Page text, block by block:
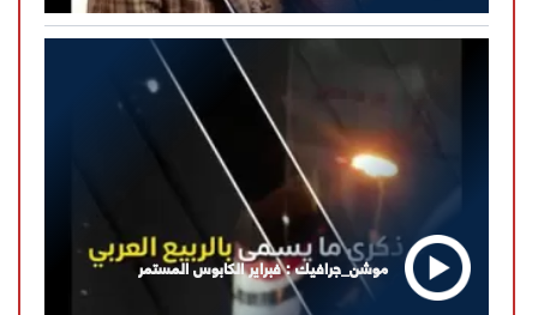
موشن_جرافيك : فبراير الكابوس المستمر